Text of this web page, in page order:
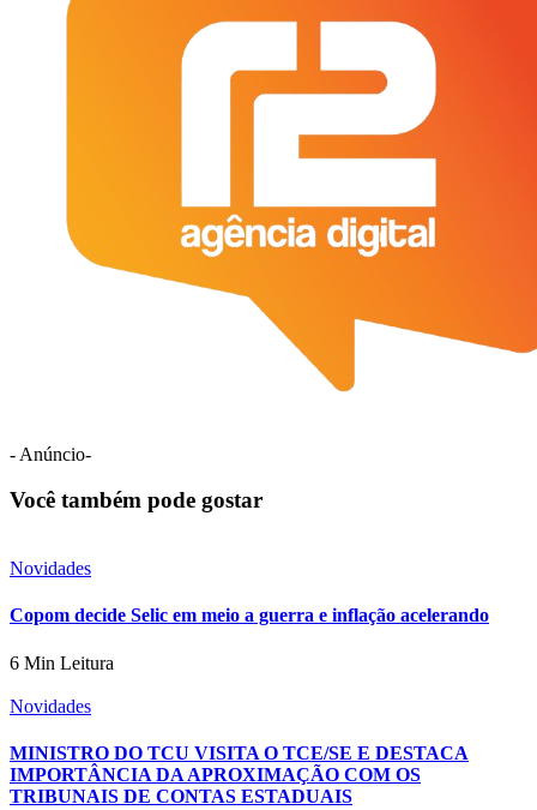
- Anúncio-
Você também pode gostar
Novidades
Copom decide Selic em meio a guerra e inflação acelerando
6 Min Leitura
Novidades
MINISTRO DO TCU VISITA O TCE/SE E DESTACA
IMPORTÂNCIA DA APROXIMAÇÃO COM OS
TRIBUNAIS DE CONTAS ESTADUAIS